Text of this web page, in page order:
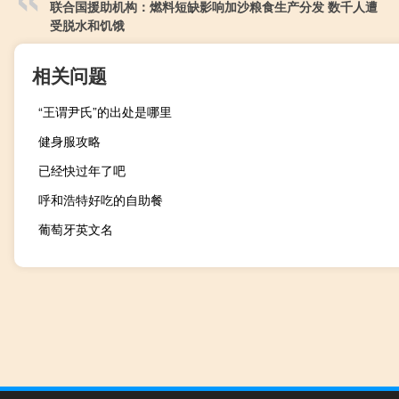
联合国援助机构：燃料短缺影响加沙粮食生产分发 数千人遭
受脱水和饥饿
相关问题
“王谓尹氏”的出处是哪里
健身服攻略
已经快过年了吧
呼和浩特好吃的自助餐
葡萄牙英文名